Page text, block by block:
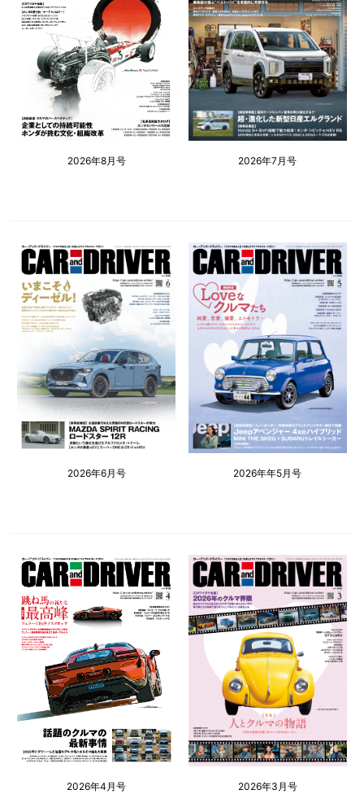
2026年8月号 2026年7月号
2026年6月号 2026年年5月号
2026年4月号 2026年3月号